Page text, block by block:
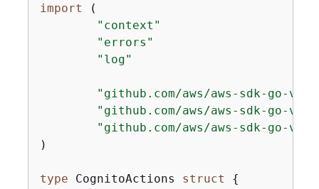
import (
"context"
"errors"
"log"
"github.com/aws/aws-sdk-go-v2/
"github.com/aws/aws-sdk-go-
"github.com/aws/aws-sdk-go-
)
type CognitoActions struct {